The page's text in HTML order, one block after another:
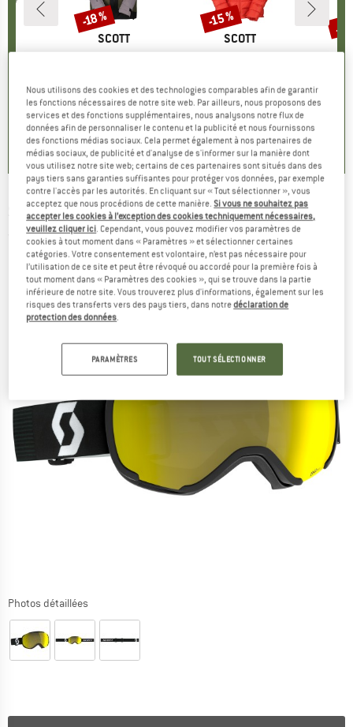
S
réduit
€
MARQUE
SCOTT
Prix
649,95 € Prix réduit
532,96 €
4,0(1)
Remise
-18 %
MARQUE
SCOTT
Prix
249,95 € Prix réduit
212,46 €
0,0(0)
Remise
-15 %
Helmet
SCOTT -Faze II S2 (VLT 21%) - Masque de ski
(0)
Photos détaillées
Nous utilisons des cookies et des technologies comparables afin de garantir
les fonctions nécessaires de notre site web. Par ailleurs, nous proposons des
services et des fonctions supplémentaires, nous analysons notre flux de
données afin de personnaliser le contenu et la publicité et nous fournissons
des fonctions médias sociaux. Cela permet également à nos partenaires de
médias sociaux, de publicité et d'analyse de s'informer sur la manière dont
vous utilisez notre site web; certains de ces partenaires sont situés dans des
pays tiers sans garanties suffisantes pour protéger vos données, par exemple
contre l'accès par les autorités. En cliquant sur « Tout sélectionner », vous
acceptez que nous procédions de cette manière.Si vous ne souhaitez pas
accepter les cookies à l’exception des cookies techniquement nécessaires,
veuillez cliquer ici. Cependant, vous pouvez modifier vos paramètres de
cookies à tout moment dans « Paramètres » et sélectionner certaines
catégories. Votre consentement est volontaire, n’est pas nécessaire pour
l’utilisation de ce site et peut être révoqué ou accordé pour la première fois à
tout moment dans « Paramètres des cookies », qui se trouve dans la partie
inférieure de notre site. Vous trouverez plus d'informations, également sur les
risques des transferts vers des pays tiers, dans notredéclaration de
protection des données.
PARAMÈTRES TOUT SÉLECTIONNER